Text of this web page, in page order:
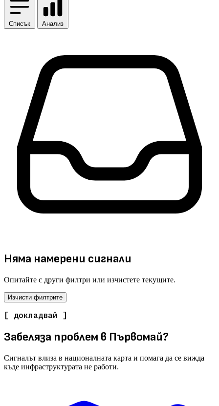
Списък Анализ
Няма намерени сигнали
Опитайте с други филтри или изчистете текущите.
Изчисти филтрите
[ докладвай ]
Забеляза проблем в Първомай?
Сигналът влиза в националната карта и помага да се вижда
къде инфраструктурата не работи.